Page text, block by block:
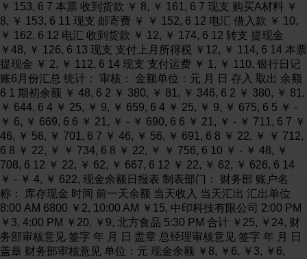
￥ 153, 6 7 本票 收到货款 ￥ 8, ￥ 161, 6 7 现支 购买A材料 ￥
8, ￥ 153, 6 11 现支 邮寄费 ￥ ￥ 152, 6 12 电汇 借入款 ￥ 10,
￥ 162, 6 12 电汇 收到货款 ￥ 12, ￥ 174, 6 12 转支 提现金
￥48, ￥ 126, 6 13 现支 支付上月所得税 ￥12, ￥ 114, 6 14 本票
提现金 ￥ 2, ￥ 112, 6 14 现支 支付运费 ￥ 1, ￥ 110, 银行日记
账6月份汇总 统计： 审核： 金额单位：元 月 日 存入 取出 余额
6 1 期初余额 ￥ 48, 6 2 ￥ 380, ￥ 81, ￥ 346, 6 2 ￥ 380, ￥ 81,
￥ 644, 6 4 ￥ 25, ￥ 9, ￥ 659, 6 4 ￥ 25, ￥ 9, ￥ 675, 6 5 ￥ -
￥ 6, ￥ 669, 6 6 ￥ 21, ￥ - ￥ 690, 6 6 ￥ 21, ￥ - ￥ 711, 6 7 ￥
46, ￥ 56, ￥ 701, 6 7 ￥ 46, ￥ 56, ￥ 691, 6 8 ￥ 22, ￥ ￥ 712,
6 8 ￥ 22, ￥ ￥ 734, 6 8 ￥ 22, ￥ ￥ 756, 6 10 ￥ - ￥ 48, ￥
708, 6 12 ￥ 22, ￥ 62, ￥ 667, 6 12 ￥ 22, ￥ 62, ￥ 626, 6 14
￥ - ￥ 4, ￥ 622, 现金余额日报表 制表部门： 财务部 账户名
称： 库存现金 时间 前一天余额 当天收入 当天汇出 汇出单位
8:00 AM 6800 ￥2, 10:00 AM ￥15, 中印科技有限公司 2:00 PM
￥3, 4:00 PM ￥20, ￥9, 北方食品 5:30 PM 合计 ￥25, ￥24, 财
务部审核意见 签字 年 月 日 盖章 总经理审核意见 签字 年 月 日
盖章 财务部审核意见 单位：元 现金余额 ￥8, ￥6, ￥3, ￥6,